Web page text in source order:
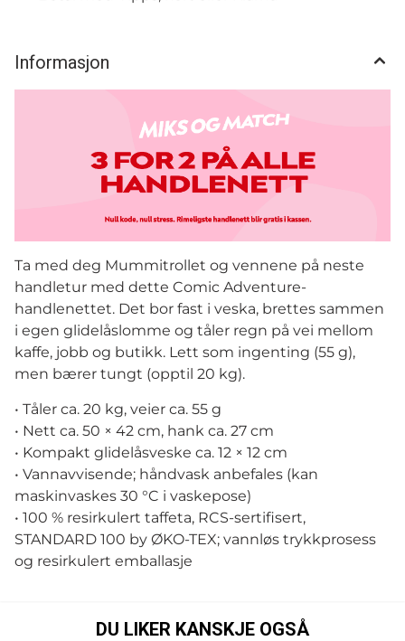
Informasjon
Ta med deg Mummitrollet og vennene på neste
handletur med dette Comic Adventure-
handlenettet. Det bor fast i veska, brettes sammen
i egen glidelåslomme og tåler regn på vei mellom
kaffe, jobb og butikk. Lett som ingenting (55 g),
men bærer tungt (opptil 20 kg).
• Tåler ca. 20 kg, veier ca. 55 g
• Nett ca. 50 × 42 cm, hank ca. 27 cm
• Kompakt glidelåsveske ca. 12 × 12 cm
• Vannavvisende; håndvask anbefales (kan
maskinvaskes 30 °C i vaskepose)
• 100 % resirkulert taffeta, RCS-sertifisert,
STANDARD 100 by ØKO-TEX; vannløs trykkprosess
og resirkulert emballasje
DU LIKER KANSKJE OGSÅ